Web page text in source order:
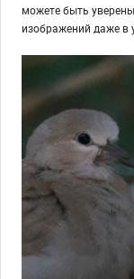
можете быть
изображений даже в